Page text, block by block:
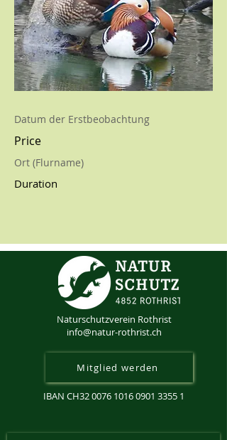
Datum der Erstbeobachtung
Price
Ort (Flurname)
Duration
Naturschutzverein Rothrist
info@natur-rothrist.ch
Mitglied werden
IBAN CH320076 1016 0901 3355 1